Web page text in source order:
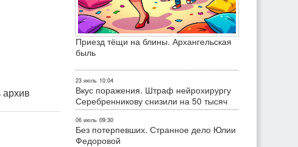
архив
Приезд тёщи на блины. Архангельская
быль
23 июль 10:04
Вкус поражения. Штраф нейрохирургу
Серебренникову снизили на 50 тысяч
06 июль 09:30
Без потерпевших. Странное дело Юлии
Федоровой